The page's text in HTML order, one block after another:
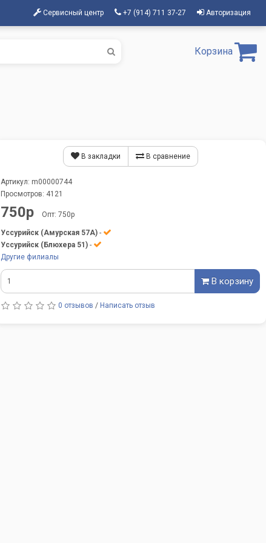
Сервисный центр +7 (914) 711 37-27 Авторизация
Корзина
В закладки В сравнение
Артикул: m00000744
Просмотров: 4121
750р Опт: 750р
Уссурийск (Амурская 57А) -
Уссурийск (Блюхера 51) -
Другие филиалы
В корзину
0 отзывов / Написать отзыв